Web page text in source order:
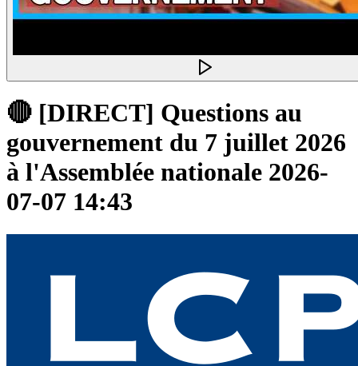
🔴 [DIRECT] Questions au
gouvernement du 7 juillet 2026
à l'Assemblée nationale 2026-
07-07 14:43